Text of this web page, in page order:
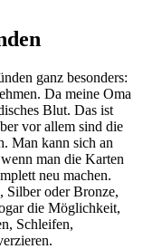
ganz besonders:
Da meine Oma
Blut. Das ist
vor allem sind die
Man kann sich an
man die Karten
neu machen.
Silber oder Bronze,
die Möglichkeit,
Schleifen,